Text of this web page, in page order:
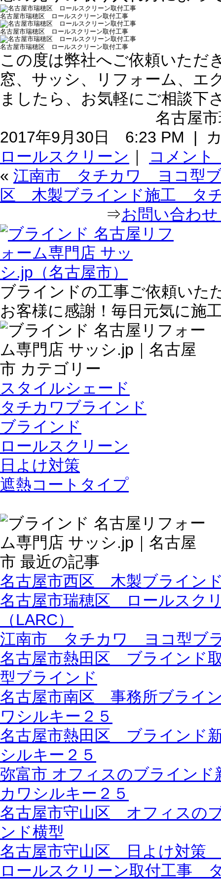
名古屋市瑞穂区 ロールスクリーン取付工事
名古屋市瑞穂区 ロールスクリーン取付工事
名古屋市瑞穂区 ロールスクリーン取付工事
この度は弊社へご依頼いただ
窓、サッシ、リフォーム、エ
ましたら、お気軽にご相談下
名古屋
2017年9月30日 6:23 PM |
ロールスクリーン
コメント
« 江南市 タチカワ ヨコ型
区 木製ブラインド施工 タ
⇒お問い合わ
ブラインドの工事ご依頼いた
お客様に感謝！毎日元気に施
スタイルシェード
タチカワブラインド
ブラインド
ロールスクリーン
日よけ対策
遮熱コートタイプ
名古屋市西区 木製ブライン
名古屋市瑞穂区 ロールスク
（LARC）
江南市 タチカワ ヨコ型ブ
名古屋市熱田区 ブライン
型ブラインド
名古屋市南区 事務所ブライ
ワシルキー２５
名古屋市熱田区 ブライン
シルキー２５
弥富市 オフィスのブライン
カワシルキー２５
名古屋市守山区 オフィスの
ンド横型
名古屋市守山区 日よけ対策
ロールスクリーン取付工事